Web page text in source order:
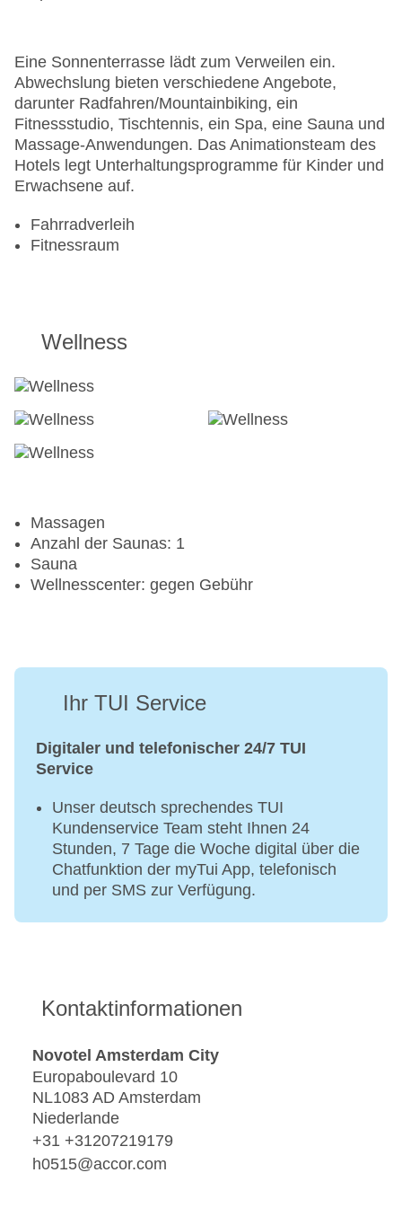
Eine Sonnenterrasse lädt zum Verweilen ein.
Abwechslung bieten verschiedene Angebote,
darunter Radfahren/Mountainbiking, ein
Fitnessstudio, Tischtennis, ein Spa, eine Sauna und
Massage-Anwendungen. Das Animationsteam des
Hotels legt Unterhaltungsprogramme für Kinder und
Erwachsene auf.
Fahrradverleih
Fitnessraum
Wellness
Massagen
Anzahl der Saunas: 1
Sauna
Wellnesscenter: gegen Gebühr
Ihr TUI Service
Digitaler und telefonischer 24/7 TUI
Service
Unser deutsch sprechendes TUI
Kundenservice Team steht Ihnen 24
Stunden, 7 Tage die Woche digital über die
Chatfunktion der myTui App, telefonisch
und per SMS zur Verfügung.
Kontaktinformationen
Novotel Amsterdam City
Europaboulevard 10
NL1083 AD Amsterdam
Niederlande
+31 +31207219179
h0515@accor.com